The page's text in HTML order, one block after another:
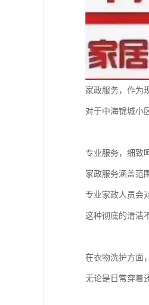
家政服务，作为
对于中海锦城小
专业服务，细致
家政服务涵盖范
专业家政人员会
这种彻底的清洁
在衣物洗护方面
无论是日常穿着